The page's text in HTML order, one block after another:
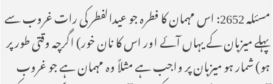
مسئلہ 2652: اس مہمان کا فطرہ جو عیدالفطر کی رات غروب سے
پہلے میزبان کے یہاں آئے اور اس کا نان خور) اگرچہ وقتی طور پر
ہو) شمار ہو میزبان پر واجب ہے مثلاً وہ مہمان ہے جو غروب